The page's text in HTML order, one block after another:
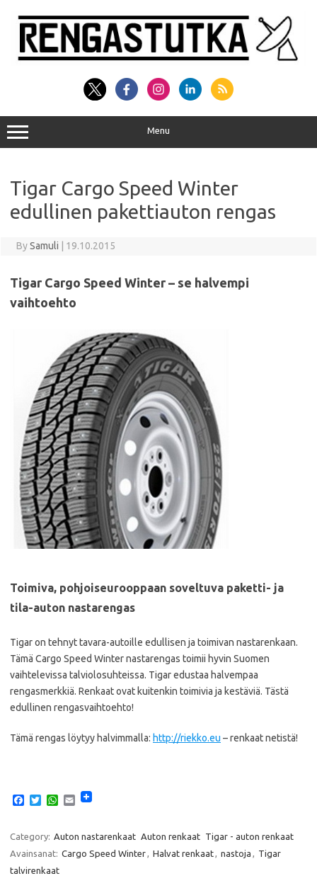
content
Menu
Tigar Cargo Speed Winter
edullinen pakettiauton rengas
BySamuli 19.10.2015
Tigar Cargo Speed Winter – se halvempi
vaihtoehto
Toimiva, pohjoiseurooppaan soveltuva paketti- ja
tila-auton nastarengas
Tigar on tehnyt tavara-autoille edullisen ja toimivan nastarenkaan.
Tämä Cargo Speed Winter nastarengas toimii hyvin Suomen
vaihtelevissa talviolosuhteissa. Tigar edustaa halvempaa
rengasmerkkiä. Renkaat ovat kuitenkin toimivia ja kestäviä. Tästä
edullinen rengasvaihtoehto!
Tämä rengas löytyy halvimmalla: http://riekko.eu – renkaat netistä!
e
b
o
o
T
t
t
e
r
W
t
A
p
E
i
Category: Auton nastarenkaat Auton renkaat Tigar - auton renkaat
Avainsanat: Cargo Speed Winter Halvat renkaat nastoja
Tigar
talvirenkaat